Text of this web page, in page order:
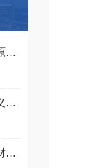
耐火材料密度检测及受损的主要原因分析
耐火材料真密度仪测量的实际意义说明
耐火材料真密度仪厂家浅谈耐火材料的体积密度、真密度与透气度